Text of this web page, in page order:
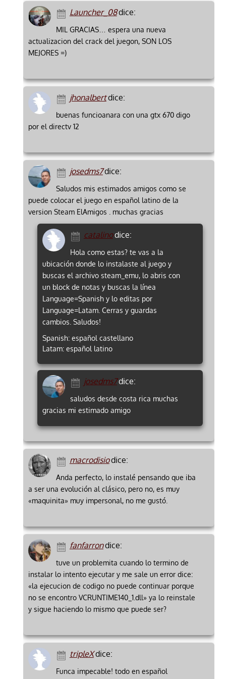
Launcher_08dice:
MIL GRACIAS… espera una nueva
actualizacion del crack del juegon, SON LOS
MEJORES =)
jhonalbertdice:
buenas funcioanara con una gtx 670 digo
por el directv 12
josedms7dice:
Saludos mis estimados amigos como se
puede colocar el juego en español latino de la
version Steam ElAmigos . muchas gracias
catalinodice:
Hola como estas? te vas a la
ubicación donde lo instalaste al juego y
buscas el archivo steam_emu, lo abris con
un block de notas y buscas la línea
Language=Spanish y lo editas por
Language=Latam. Cerras y guardas
cambios. Saludos!
Spanish: español castellano
Latam: español latino
josedms7dice:
saludos desde costa rica muchas
gracias mi estimado amigo
macrodisiodice:
Anda perfecto, lo instalé pensando que iba
a ser una evolución al clásico, pero no, es muy
«maquinita» muy impersonal, no me gustó.
fanfarrondice:
tuve un problemita cuando lo termino de
instalar lo intento ejecutar y me sale un error dice:
«la ejecucion de codigo no puede continuar porque
no se encontro VCRUNTIME140_1.dll» ya lo reinstale
y sigue haciendo lo mismo que puede ser?
tripleXdice:
Funca impecable! todo en español